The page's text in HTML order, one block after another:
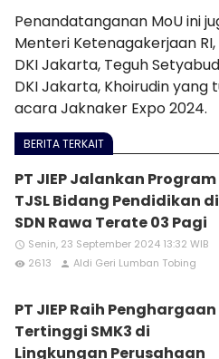
Penandatanganan MoU ini
Menteri Ketenagakerjaan RI,
DKI Jakarta, Teguh
DKI Jakarta, Khoirudin
acara Jaknaker Expo 2024.
BERITA TERKAIT
PT JIEP Jalankan Program
TJSL Bidang Pendidikan di
SDN Rawa Terate 03 Pagi
access_time Senin, 23 September 2024 13:32 WIB
remove_red_eye 2613 person Aldi Geri Lumban Tobing
PT JIEP Raih Penghargaan
Tertinggi SMK3 di
Lingkungan Perusahaan